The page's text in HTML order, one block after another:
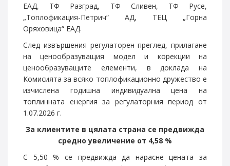
ЕАД, ТФ Разград, ТФ Сливен, ТФ Русе,
„Топлофикация-Петрич“ АД, ТЕЦ „Горна
Оряховица“ ЕАД.
След извършения регулаторен преглед, прилагане
на ценообразуващия модел и корекции на
ценообразуващите елементи, в доклада на
Комисията за всяко топлофикационно дружество е
изчислена годишна индивидуална цена на
топлинната енергия за регулаторния период от
1.07.2026 г.
За клиентите в цялата страна се предвижда
средно увеличение от 4,58 %
С 5,50 % се предвижда да нарасне цената за